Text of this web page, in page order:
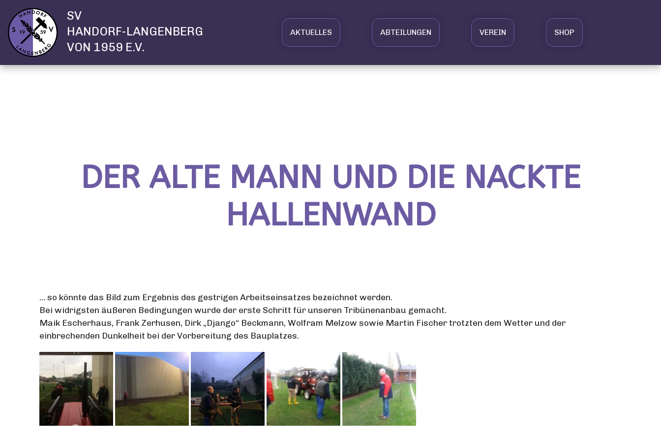
SV
HANDORF-LANGENBERG
VON 1959 E.V.
AKTUELLES ABTEILUNGEN VEREIN SHOP
DER ALTE MANN UND DIE NACKTE
HALLENWAND
… so könnte das Bild zum Ergebnis des gestrigen Arbeitseinsatzes bezeichnet werden.
Bei widrigsten äußeren Bedingungen wurde der erste Schritt für unseren Tribünenanbau gemacht.
Maik Escherhaus, Frank Zerhusen, Dirk „Django“ Beckmann, Wolfram Melzow sowie Martin Fischer trotzten dem Wetter und der
einbrechenden Dunkelheit bei der Vorbereitung des Bauplatzes.